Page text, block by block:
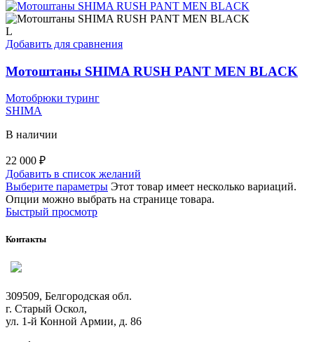
L
Добавить для сравнения
Мотоштаны SHIMA RUSH PANT MEN BLACK
Мотобрюки туринг
SHIMA
В наличии
22 000 ₽
Добавить в список желаний
Выберите параметры Этот товар имеет несколько вариаций.
Опции можно выбрать на странице товара.
Быстрый просмотр
Контакты
309509, Белгородская обл.
г. Старый Оскол,
ул. 1-й Конной Армии, д. 86